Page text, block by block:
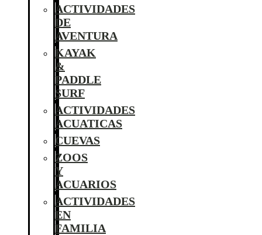
ACTIVIDADES
DE
AVENTURA
KAYAK
&
PADDLE
SURF
ACTIVIDADES
ACUATICAS
CUEVAS
ZOOS
Y
ACUARIOS
ACTIVIDADES
EN
FAMILIA